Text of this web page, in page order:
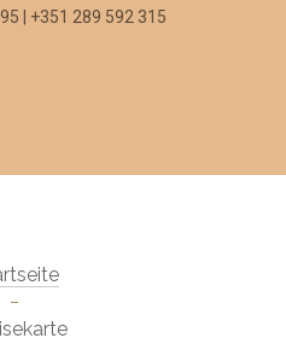
| +351 289 592 315